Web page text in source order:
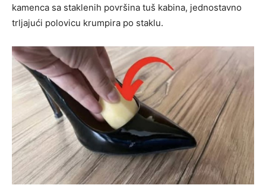
kamenca sa staklenih površina tuš kabina, jednostavno
trljajući polovicu krumpira po staklu.